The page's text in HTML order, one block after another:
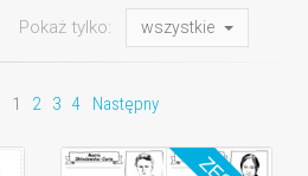
Pokaż tylko: wszystkie
1 2 3 4 Następny